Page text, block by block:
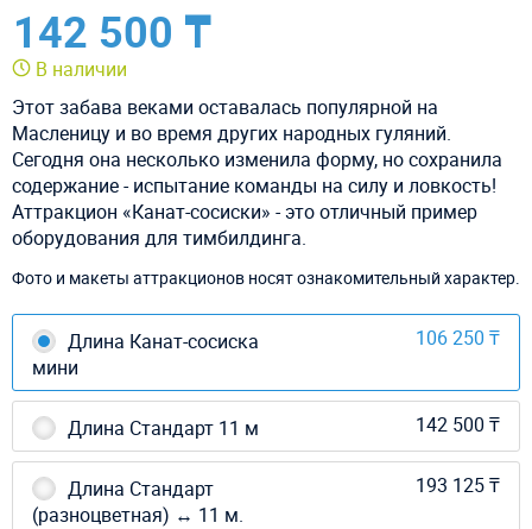
142 500 ₸
В наличии
Этот забава веками оставалась популярной на
Масленицу и во время других народных гуляний.
Сегодня она несколько изменила форму, но сохранила
содержание - испытание команды на силу и ловкость!
Аттракцион «Канат-сосиски» - это отличный пример
оборудования для тимбилдинга.
Фото и макеты аттракционов носят ознакомительный характер.
Длина Канат-сосиска
мини
106 250 ₸
Длина Стандарт 11 м 142 500 ₸
Длина Стандарт
(разноцветная) ↔ 11 м.
193 125 ₸